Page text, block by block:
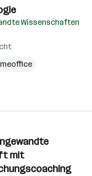
Wissenschaften
mit